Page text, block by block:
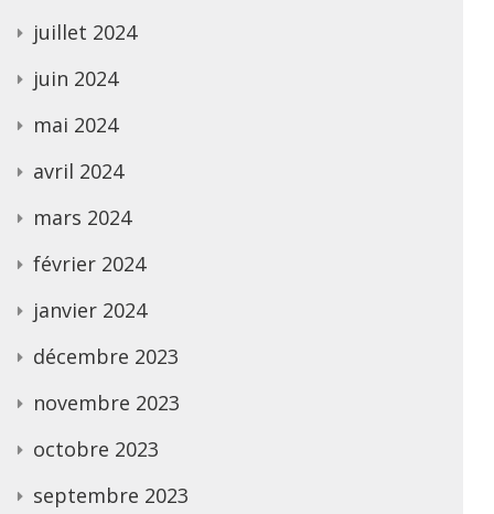
juillet 2024
juin 2024
mai 2024
avril 2024
mars 2024
février 2024
janvier 2024
décembre 2023
novembre 2023
octobre 2023
septembre 2023